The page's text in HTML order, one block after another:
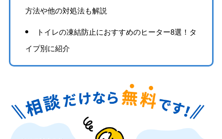
方法や他の対処法も解説
トイレの凍結防止におすすめのヒーター8選！タ
イプ別に紹介